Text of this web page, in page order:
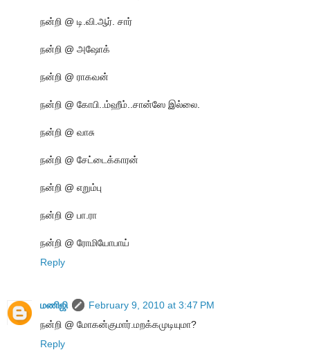
நன்றி @ டி.வி.ஆர். சார்
நன்றி @ அஷோக்
நன்றி @ ராகவன்
நன்றி @ கோபி..ம்ஹீம்..சான்ஸே இல்லை.
நன்றி @ வாசு
நன்றி @ சேட்டைக்காரன்
நன்றி @ எறும்பு
நன்றி @ பா.ரா
நன்றி @ ரோமியோபாய்
Reply
மணிஜி
February 9, 2010 at 3:47 PM
நன்றி @ மோகன்குமார்.மறக்கமுடியுமா?
Reply